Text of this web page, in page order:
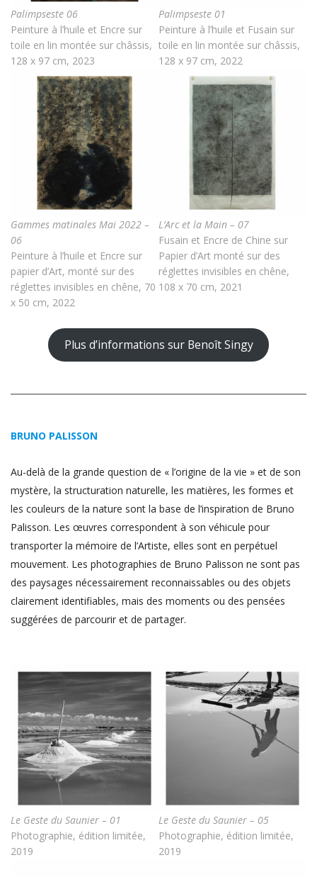
Palimpseste 06
Peinture à l’huile et Encre sur
toile en lin montée sur châssis,
128 x 97 cm, 2023
Palimpseste 01
Peinture à l’huile et Fusain sur
toile en lin montée sur châssis,
128 x 97 cm, 2022
Gammes matinales Mai 2022 –
06
Peinture à l’huile et Encre sur
papier d’Art, monté sur des
réglettes invisibles en chêne, 70
x 50 cm, 2022
L’Arc et la Main – 07
Fusain et Encre de Chine sur
Papier d’Art monté sur des
réglettes invisibles en chêne,
108 x 70 cm, 2021
Plus d’informations sur Benoît Singy
BRUNO PALISSON
Au-delà de la grande question de « l’origine de la vie » et de son
mystère, la structuration naturelle, les matières, les formes et
les couleurs de la nature sont la base de l’inspiration de Bruno
Palisson. Les œuvres correspondent à son véhicule pour
transporter la mémoire de l’Artiste, elles sont en perpétuel
mouvement. Les photographies de Bruno Palisson ne sont pas
des paysages nécessairement reconnaissables ou des objets
clairement identifiables, mais des moments ou des pensées
suggérées de parcourir et de partager.
Le Geste du Saunier – 01
Photographie, édition limitée,
2019
Le Geste du Saunier – 05
Photographie, édition limitée,
2019